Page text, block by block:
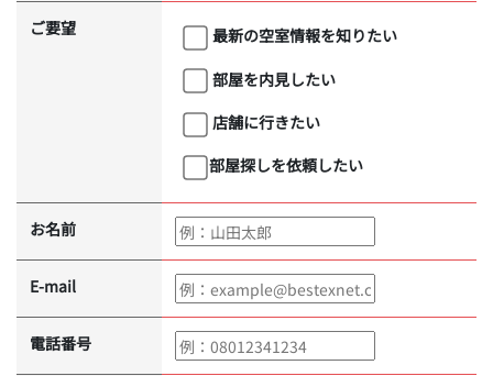
ご要望
最新の空室情報を知りたい
部屋を内見したい
店舗に行きたい
部屋探しを依頼したい
お名前
E-mail
電話番号